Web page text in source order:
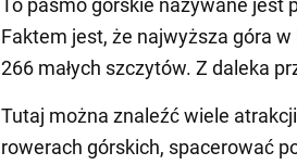
To pasmo górskie nazywane jest
Faktem jest, że najwyższa góra
266 małych szczytów. Z daleka
Tutaj można znaleźć wiele
rowerach górskich, spacerować